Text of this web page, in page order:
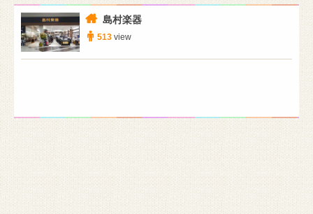
島村楽器
513 view